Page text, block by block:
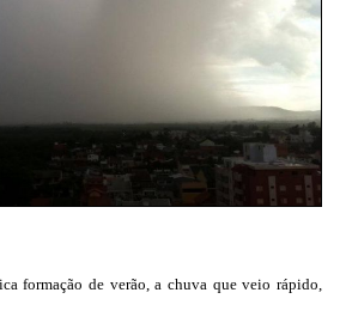
formação de verão, a chuva que veio rápido,